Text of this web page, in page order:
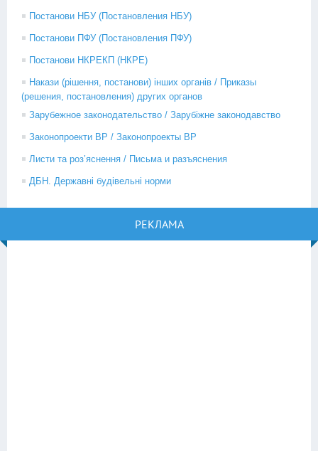
Постанови НБУ (Постановления НБУ)
Постанови ПФУ (Постановления ПФУ)
Постанови НКРЕКП (НКРЕ)
Накази (рішення, постанови) інших органів / Приказы
(решения, постановления) других органов
Зарубежное законодательство / Зарубіжне законодавство
Законопроекти ВР / Законопроекты ВР
Листи та роз’яснення / Письма и разъяснения
ДБН. Державні будівельні норми
РЕКЛАМА